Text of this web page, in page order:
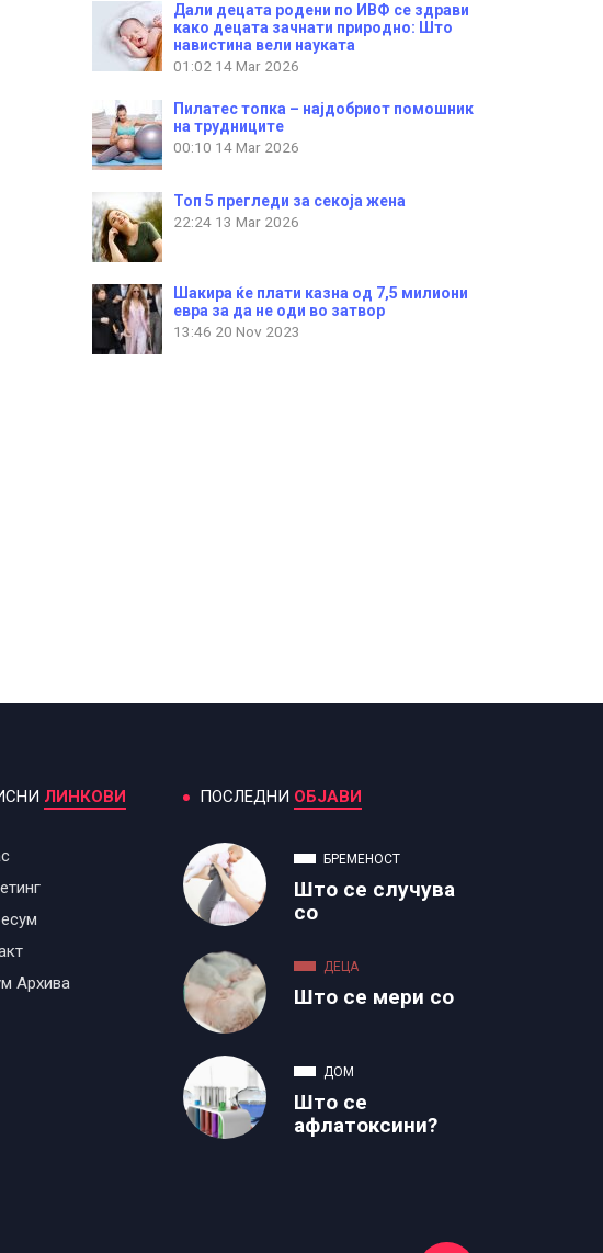
Дали децата родени по ИВФ се здрави
како децата зачнати природно: Што
навистина вели науката
01:02 14 Mar 2026
Пилатес топка – најдобриот помошник
на трудниците
00:10 14 Mar 2026
Топ 5 прегледи за секоја жена
22:24 13 Mar 2026
Шакира ќе плати казна од 7,5 милиони
евра за да не оди во затвор
13:46 20 Nov 2023
ЛИНКОВИ
Архива
ПОСЛЕДНИ ОБЈАВИ
БРЕМЕНОСТ
Што се случува
со
ДЕЦА
Што се мери со
ДОМ
Што се
афлатоксини?